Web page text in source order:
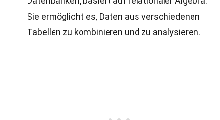
Sie ermöglicht es, Daten aus verschiedenen
Tabellen zu kombinieren und zu analysieren.